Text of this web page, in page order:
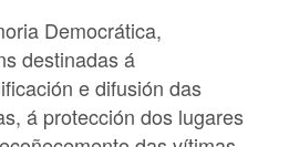
Democrática,
destinadas á
e difusión das
á protección dos lugares